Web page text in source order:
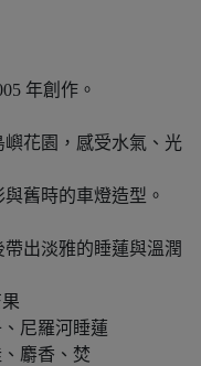
年創作。
花園，感受水氣、光
舊時的車燈造型。
出淡雅的睡蓮與溫潤
尼羅河睡蓮
麝香、焚